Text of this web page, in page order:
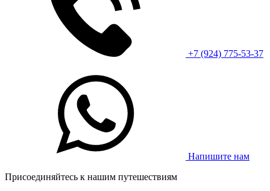
+7 (924) 775-53-37
Напишите нам
Присоединяйтесь к нашим путешествиям